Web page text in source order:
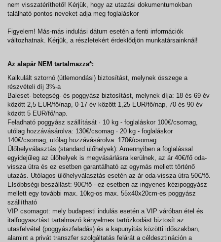
nem visszatéríthető! Kérjük, hogy az utazási dokumentumokban
található pontos neveket adja meg foglaláskor
Figyelem! Más-más indulási dátum esetén a fenti információk
változhatnak. Kérjük, a részletekért érdeklődjön munkatársainknál!
Az alapár NEM tartalmazza*:
Kalkulált sztornó (útlemondási) biztosítást, melynek összege a
részvételi díj 3%-a
Baleset- betegség- és poggyász biztosítást, melynek díja: 18 és 69 év
között 2,5 EUR/fő/nap, 0-17 év között 1,25 EUR/fő/nap, 70 és 90 év
között 5 EUR/fő/nap.
Feladható poggyász szállítását · 10 kg - foglaláskor 100€/csomag,
utólag hozzávásárolva: 130€/csomag · 20 kg - foglaláskor
140€/csomag, utólag hozzávásárolva: 170€/csomag
Ülőhelyválasztás (standard ülőhelyek): Amennyiben a foglalással
egyidejűleg az ülőhelyek is megvásárlásra kerülnek, az ár 40€/fő oda-
vissza útra és ez esetben garantálható az egymás mellett történő
utazás. Utólagos ülőhelyválasztás esetén az ár oda-vissza útra 50€/fő.
Elsőbbségi beszállást: 90€/fő - ez esetben az ingyenes kézipoggyász
mellett egy további max. 10kg-os max. 55x40x20cm-es poggyász
szállítható
VIP csomagot: mely budapesti indulás esetén a VIP váróban étel és
italfogyasztást tartalmazó kényelmes tartózkodást biztosít az
utasfelvétel (poggyászfeladás) és a kapunyitás közötti időszakban,
alamint a privát transzfer szolgáltatás felárát a céldesztináción a